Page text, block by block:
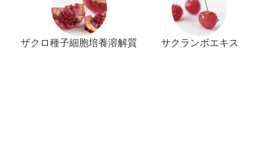
ザクロ種子細胞培養溶解質 サクランボエキス